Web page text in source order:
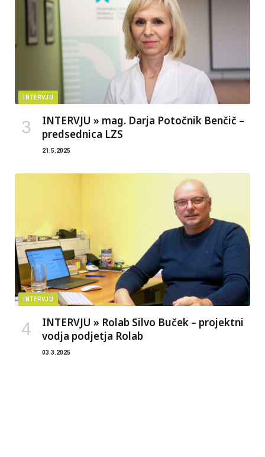
INTERVJU
INTERVJU » mag. Darja Potočnik Benčič –
predsednica LZS
21.5.2025
INTERVJU
INTERVJU » Rolab Silvo Buček – projektni
vodja podjetja Rolab
03.3.2025